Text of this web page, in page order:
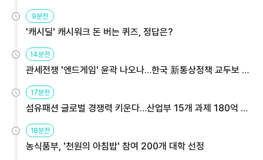
9분전
'캐시딜' 캐시워크 돈 버는 퀴즈, 정답은?
14분전
관세전쟁 '엔드게임' 윤곽 나오나…한국 新통상정책 교두보 활
17분전
섬유패션 글로벌 경쟁력 키운다…산업부 15개 과제 180억 지
18분전
농식품부, '천원의 아침밥' 참여 200개 대학 선정